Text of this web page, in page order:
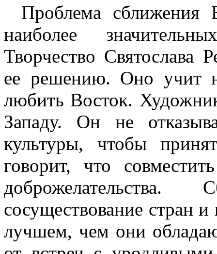
Проблема сближения
наиболее
Творчество Святослава
ее решению. Оно учит
любить Восток.
Западу. Он не
культуры, чтобы
говорит, что
доброжелательства.
сосуществование стран
лучшем, чем они